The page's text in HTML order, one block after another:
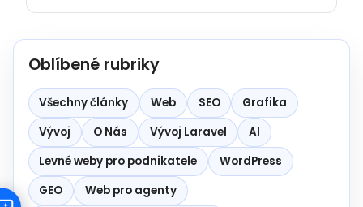
Oblíbené rubriky
Všechny články Web SEO
Grafika
Vývoj
O Nás Vývoj Laravel
AI
Levné weby pro podnikatele
WordPress
GEO
Web pro agenty